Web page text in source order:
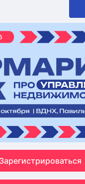
Зарегистрироваться